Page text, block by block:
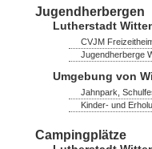
Jugendherbergen
Lutherstadt
CVJM
Jugendherberge
Umgebung von
Jahnpark,
Kinder- und
Campingplätze